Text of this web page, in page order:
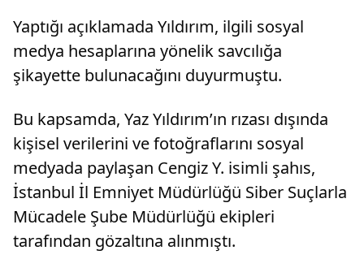
Yaptığı açıklamada Yıldırım, ilgili sosyal
medya hesaplarına yönelik savcılığa
şikayette bulunacağını duyurmuştu.
Bu kapsamda, Yaz Yıldırım’ın rızası dışında
kişisel verilerini ve fotoğraflarını sosyal
medyada paylaşan Cengiz Y. isimli şahıs,
İstanbul İl Emniyet Müdürlüğü Siber Suçlarla
Mücadele Şube Müdürlüğü ekipleri
tarafından gözaltına alınmıştı.